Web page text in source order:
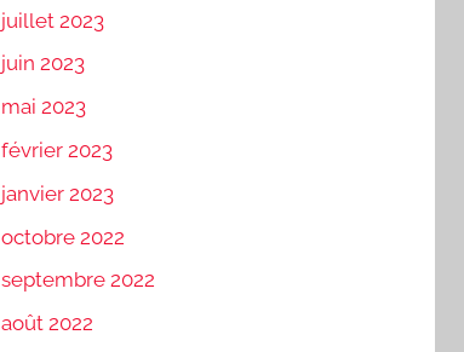
juillet 2023
juin 2023
mai 2023
février 2023
janvier 2023
octobre 2022
septembre 2022
août 2022